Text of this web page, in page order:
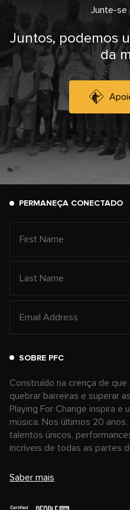
Junte-se
Juntos, podemos
da
PERMANEÇA CONECTADO
SOBRE PFC
Construído na crença de
quebrar barreiras e superar
Playing For Change inspira e
música. Nos últimos 20
talentos únicos,
incríveis de todas as partes
Saber mais